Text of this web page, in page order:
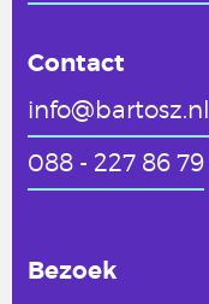
Contact
info@bartosz.nl
088 - 227 86 79
Bezoek